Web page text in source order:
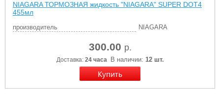
NIAGARA ТОРМОЗНАЯ жидкость "NIAGARA" SUPER DOT4
455мл
производитель NIAGARA
300.00 р.
Доставка: 24 часа В наличии: 12 шт.